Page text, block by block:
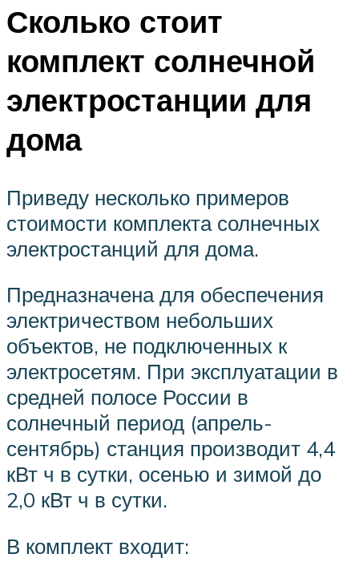
Сколько стоит
комплект солнечной
электростанции для
дома
Приведу несколько примеров
стоимости комплекта солнечных
электростанций для дома.
Предназначена для обеспечения
электричеством небольших
объектов, не подключенных к
электросетям. При эксплуатации в
средней полосе России в
солнечный период (апрель-
сентябрь) станция производит 4,4
кВт ч в сутки, осенью и зимой до
2,0 кВт ч в сутки.
В комплект входит: